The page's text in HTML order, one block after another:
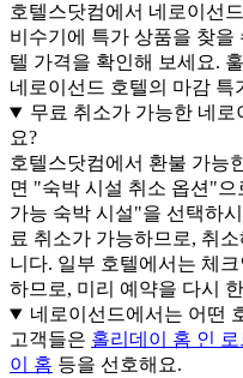
호텔스닷컴에서 네로이선
비수기에 특가 상품을 찾을
텔 가격을 확인해 보세요.
네로이선드 호텔의 마감 특
무료 취소가 가능한 네
요?
호텔스닷컴에서 환불 가능
면 "숙박 시설 취소 옵션"
가능 숙박 시설"을 선택하
료 취소가 가능하므로, 취
니다. 일부 호텔에서는 체
하므로, 미리 예약을 다시
네로이선드에서는 어떤
고객들은 홀리데이 홈 인 로
이 홈 등을 선호해요.